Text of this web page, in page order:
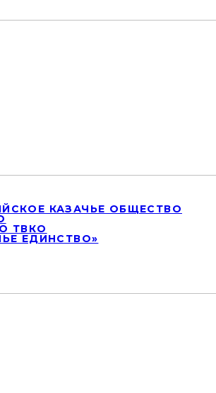
КАЗАЧЬЕ ОБЩЕСТВО
ТВКО
ЕДИНСТВО»